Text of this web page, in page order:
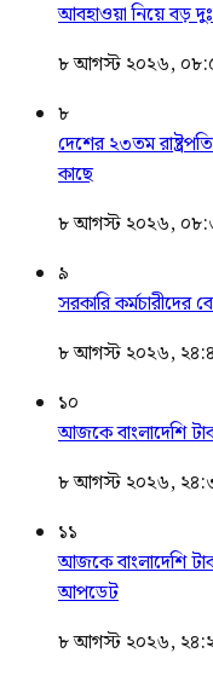
আবহাওয়া নিয়ে বড়
৮ আগস্ট ২০২৬,
৮
দেশের ২৩তম রাষ্ট্রপতি
কাছে
৮ আগস্ট ২০২৬,
৯
সরকারি কর্মচারীদের
৮ আগস্ট ২০২৬,
১০
আজকে বাংলাদেশি
৮ আগস্ট ২০২৬,
১১
আজকে বাংলাদেশি
আপডেট
৮ আগস্ট ২০২৬,